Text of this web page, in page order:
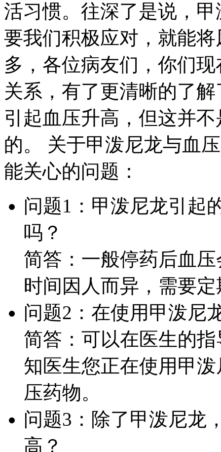
活习惯。往深了是说，
要我们积极应对，就能
多，各位病友们，你们
关系，有了更清晰的了
引起血压升高，但这并
的。 关于甲泼尼龙与血
能关心的问题：
问题1：甲泼尼龙引起
吗？
简答：一般停药后血
时间因人而异，需要
问题2：在使用甲泼尼
简答：可以在医生的
知医生您正在使用甲
压药物。
问题3：除了甲泼尼龙
高？